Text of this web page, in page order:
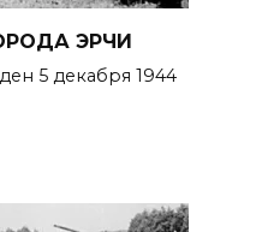
ЭРЧИ
5 декабря 1944